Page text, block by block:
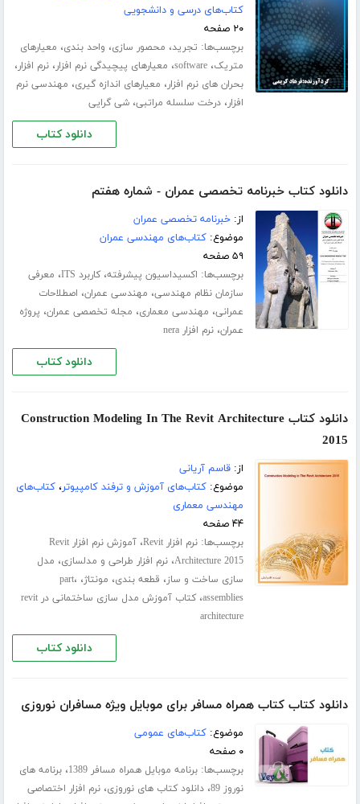
کتاب‌های درسی و دانشجویی
۲۰ صفحه
برچسب‌ها: تجرید، محصور سازی، واحد بندی، معیارهای
متریک،software، معیارهای پیچیدگی نرم افزار،نرم افزار،
بحران های نرم افزار، معیارهای اندازه گیری، مهندسی نرم
افزار،درخت سلسله مراتبی،شی گرایی
دانلود کتاب
دانلود کتاب خبرنامه تخصصی عمران - شماره هفتم
از:خبرنامه تخصصی عمران
موضوع:کتاب‌های مهندسی عمران
۵۹ صفحه
برچسب‌ها: اکسیداسیون پیشرفته،کاربرد ITS ، معرفی
سازمان نظام مهندسی، مهندسی عمران، اصطلاحات
عمرانی، مهندسی معماری، مجله تخصصی عمران، پروژه
عمران،نرم افزار nera
دانلود کتاب
دانلود کتاب Construction Modeling In The Revit Architecture
2015
از:قاسم آریانی
موضوع:کتاب‌های آموزش و ترفند کامپیوتر،کتاب‌های
مهندسی معماری
۴۴ صفحه
برچسب‌ها:نرم افزار Revit ،
آموزش نرم افزار Revit
Architecture 2015،نرم افزار طراحی و مدلسازی، مدل
سازی ساخت و ساز، قطعه بندی، مونتاژ، part،
assemblies،
کتاب آموزش مدل سازی ساختمانی در revit
architecture
دانلود کتاب
دانلود کتاب کتاب همراه مسافر برای موبایل ویژه مسافران نوروزی
موضوع:کتاب‌های عمومی
۰ صفحه
برچسب‌ها:برنامه موبایل همراه مسافر 1389 ،برنامه های
نوروز 89
،دانلود کتاب های نوروزی،نرم افزار اختصاصی